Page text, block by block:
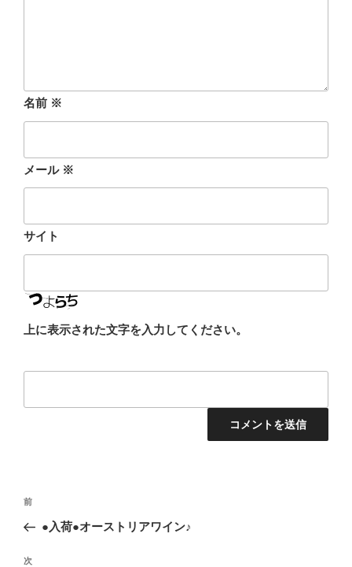
名前 ※
メール ※
サイト
上に表示された文字を入力してください。
投
ナ
ビ
前
の
稿
前
●入荷●オーストリアワイン♪
次
次